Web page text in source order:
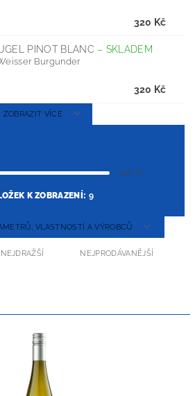
320 Kč
PINOT BLANC – SKLADEM
Burgunder
320 Kč
ZOBRAZIT VÍCE
990 Kč
K ZOBRAZENÍ: 9
VLASTNOSTÍ A VÝROBCŮ
NEJDRAŽŠÍ NEJPRODÁVANĚJŠÍ